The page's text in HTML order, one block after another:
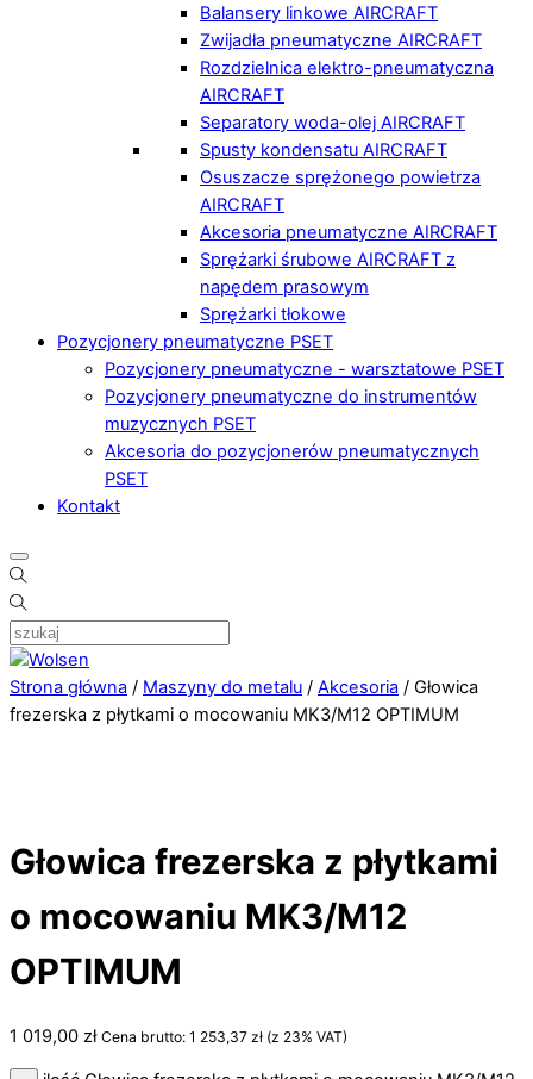
Balansery linkowe AIRCRAFT
Zwijadła pneumatyczne AIRCRAFT
Rozdzielnica elektro-pneumatyczna
AIRCRAFT
Separatory woda-olej AIRCRAFT
Spusty kondensatu AIRCRAFT
Osuszacze sprężonego powietrza
AIRCRAFT
Akcesoria pneumatyczne AIRCRAFT
Sprężarki śrubowe AIRCRAFT z
napędem prasowym
Sprężarki tłokowe
Pozycjonery pneumatyczne PSET
Pozycjonery pneumatyczne - warsztatowe PSET
Pozycjonery pneumatyczne do instrumentów
muzycznych PSET
Akcesoria do pozycjonerów pneumatycznych
PSET
Kontakt
Strona główna / Maszyny do metalu / Akcesoria / Głowica
frezerska z płytkami o mocowaniu MK3/M12 OPTIMUM
Głowica frezerska z płytkami
o mocowaniu MK3/M12
OPTIMUM
1 019,00 zł Cena brutto: 1 253,37 zł (z 23% VAT)